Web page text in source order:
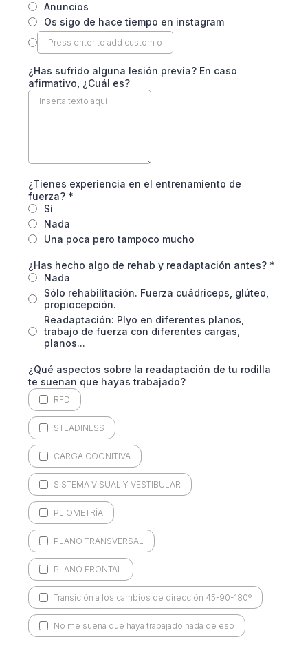
Anuncios
Os sigo de hace tiempo en instagram
¿Has sufrido alguna lesión previa? En caso
afirmativo, ¿Cuál es?
¿Tienes experiencia en el entrenamiento de
fuerza? *
Sí
Nada
Una poca pero tampoco mucho
¿Has hecho algo de rehab y readaptación antes? *
Nada
Sólo rehabilitación. Fuerza cuádriceps, glúteo,
propiocepción.
Readaptación: Plyo en diferentes planos,
trabajo de fuerza con diferentes cargas,
planos...
¿Qué aspectos sobre la readaptación de tu rodilla
te suenan que hayas trabajado?
RFD
STEADINESS
CARGA COGNITIVA
SISTEMA VISUAL Y VESTIBULAR
PLIOMETRÍA
PLANO TRANSVERSAL
PLANO FRONTAL
Transición a los cambios de dirección 45-90-180º
No me suena que haya trabajado nada de eso